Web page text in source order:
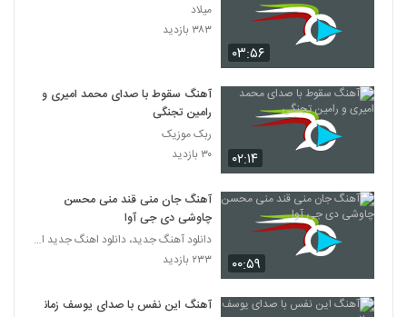
۰۳:۵۶
میلاد
۳۸۳ بازدید
۰۲:۱۴
آهنگ سقوط با صدای محمد امیری و
رامین تجنگی
ربک موزیک
۳۰ بازدید
۰۰:۵۹
آهنگ جان منی قند منی محسن
چاوشی دی جی آوا
دانلود آهنگ جدید، دانلود اهنگ جدید ایرانی
۲۳۳ بازدید
آهنگ این نفس با صدای یوسف زمانی